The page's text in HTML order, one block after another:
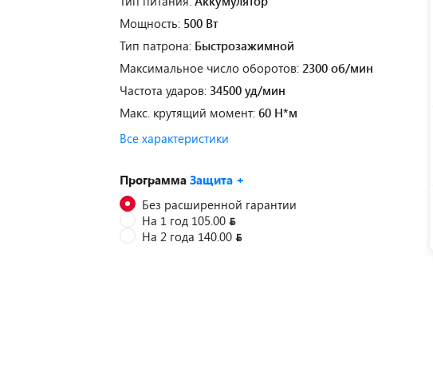
Мощность: 500 Вт
Тип патрона: Быстрозажимной
Максимальное число оборотов: 2300 об/мин
Частота ударов: 34500 уд/мин
Макс. крутящий момент: 60 Н*м
Все характеристики
Программа Защита +
Без расширенной гарантии
На 1 год 105.00
На 2 года 140.00